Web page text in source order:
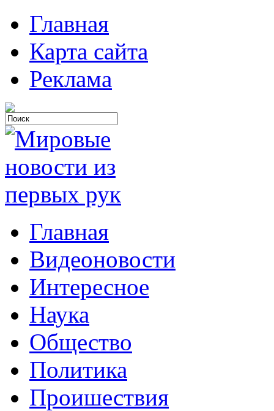
Главная
Карта сайта
Реклама
Главная
Видеоновости
Интересное
Наука
Общество
Политика
Проишествия